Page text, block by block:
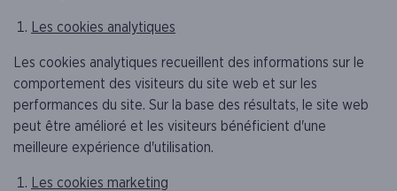
Les cookies analytiques
Les cookies analytiques recueillent des informations sur le
comportement des visiteurs du site web et sur les
performances du site. Sur la base des résultats, le site web
peut être amélioré et les visiteurs bénéficient d'une
meilleure expérience d'utilisation.
Les cookies marketing